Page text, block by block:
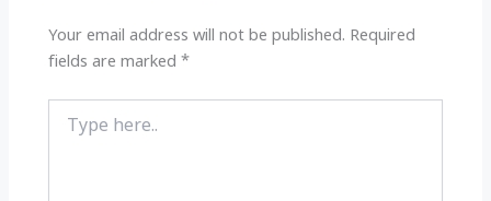
k
Your email address will not be published. Required
fields are marked*
here..